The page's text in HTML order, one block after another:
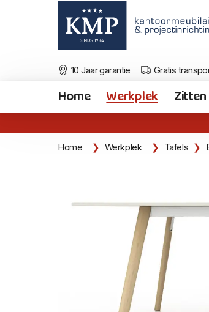
10 Jaar garantie Gratis
Home Werkplek Zitten
Home Werkplek Tafels